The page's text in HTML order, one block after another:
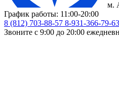
м.
График работы: 11:00-20:00
8 (812) 703-88-57 8-931-366-79-63
Звоните с 9:00 до 20:00